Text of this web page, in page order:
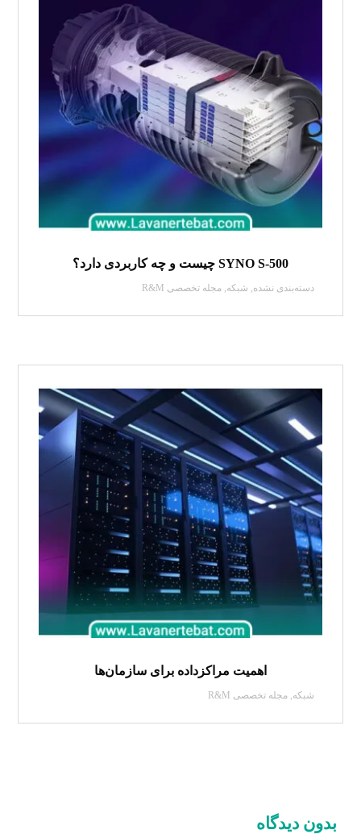
SYNO S-500 چیست و چه کاربردی دارد؟
دسته‌بندی نشده, شبکه,مجله تخصصی R&M
اهمیت مراکزداده برای سازمان‌ها
شبکه ,مجله تخصصی R&M
بدون دیدگاه